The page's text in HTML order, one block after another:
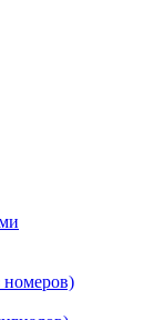
номеров)